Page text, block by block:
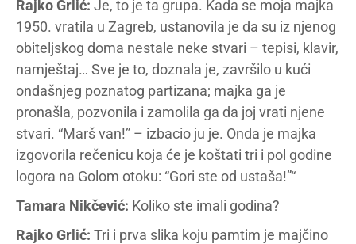
Rajko Grlić: Je, to je ta grupa. Kada se moja majka
1950. vratila u Zagreb, ustanovila je da su iz njenog
obiteljskog doma nestale neke stvari – tepisi, klavir,
namještaj… Sve je to, doznala je, završilo u kući
ondašnjeg poznatog partizana; majka ga je
pronašla, pozvonila i zamolila ga da joj vrati njene
stvari. “Marš van!” – izbacio ju je. Onda je majka
izgovorila rečenicu koja će je koštati tri i pol godine
logora na Golom otoku: “Gori ste od ustaša!”“
Tamara Nikčević: Koliko ste imali godina?
Rajko Grlić: Tri i prva slika koju pamtim je majčino